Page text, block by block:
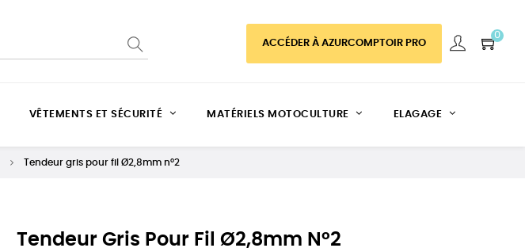
ACCÉDER À AZURCOMPTOIR PRO
0
VÊTEMENTS ET SÉCURITÉ MATÉRIELS MOTOCULTURE ELAGAGE
Tendeur gris pour fil Ø2,8mm n°2
Tendeur Gris Pour Fil Ø2,8mm N°2